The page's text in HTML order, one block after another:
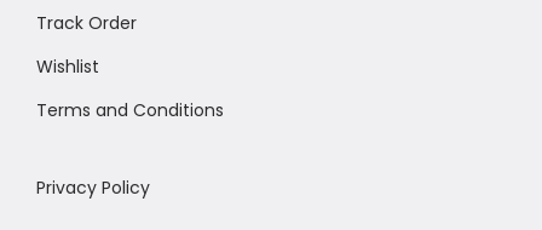
Track Order
Wishlist
Terms and Conditions
Privacy Policy